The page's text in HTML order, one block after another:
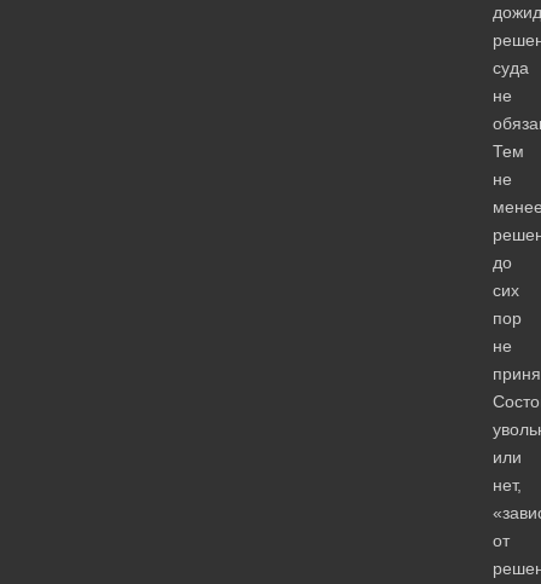
суда
не
Тем
не
до
сих
пор
не
или
нет,
от